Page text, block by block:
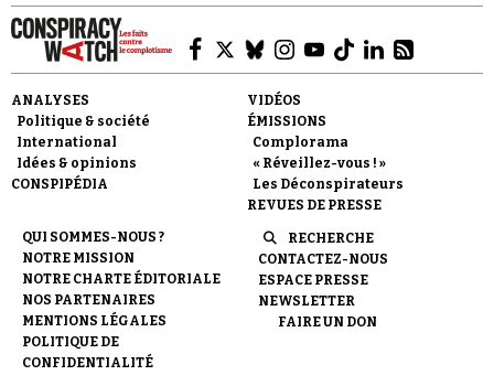
Faire un don
ANALYSES
Politique & société
International
Idées & opinions
CONSPIPÉDIA
VIDÉOS
ÉMISSIONS
Complorama
« Réveillez-vous ! »
Les Déconspirateurs
REVUES DE PRESSE
QUI SOMMES-NOUS ?
NOTRE MISSION
NOTRE CHARTE ÉDITORIALE
NOS PARTENAIRES
MENTIONS LÉGALES
POLITIQUE DE
CONFIDENTIALITÉ
RECHERCHE
CONTACTEZ-NOUS
ESPACE PRESSE
NEWSLETTER
FAIRE UN DON